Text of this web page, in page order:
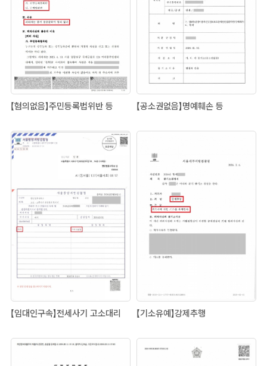
【혐의없음】주민등록법위반 등 【공소권없음】명예훼손 등
【임대인구속】전세사기 고소대리 【기소유예】강제추행